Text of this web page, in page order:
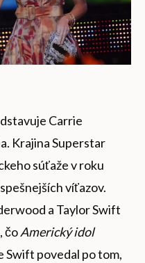
Carrie
Krajina Superstar
súťaže v roku
víťazov.
a Taylor Swift
čoAmerický idol
Swift povedal po tom,